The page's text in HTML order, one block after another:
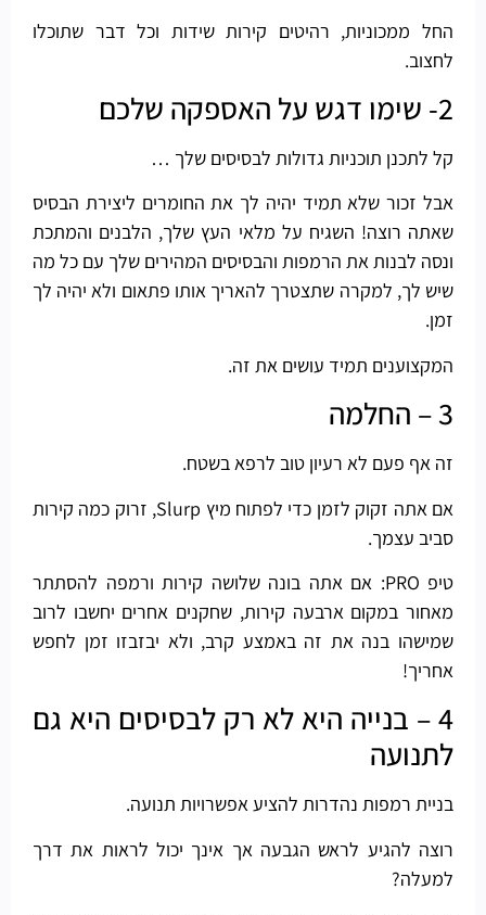
החל ממכוניות, רהיטים קירות שידות וכל דבר שתוכלו
לחצוב.
2- שימו דגש על האספקה שלכם
קל לתכנן תוכניות גדולות לבסיסים שלך …
אבל זכור שלא תמיד יהיה לך את החומרים ליצירת הבסיס
שאתה רוצה! השגיח על מלאי העץ שלך, הלבנים והמתכת
ונסה לבנות את הרמפות והבסיסים המהירים שלך עם כל מה
שיש לך, למקרה שתצטרך להאריך אותו פתאום ולא יהיה לך
זמן.
המקצוענים תמיד עושים את זה.
3 – החלמה
זה אף פעם לא רעיון טוב לרפא בשטח.
אם אתה זקוק לזמן כדי לפתוח מיץ Slurp, זרוק כמה קירות
סביב עצמך.
טיפ PRO: אם אתה בונה שלושה קירות ורמפה להסתתר
מאחור במקום ארבעה קירות, שחקנים אחרים יחשבו לרוב
שמישהו בנה את זה באמצע קרב, ולא יבזבזו זמן לחפש
אחריך!
4 – בנייה היא לא רק לבסיסים היא גם
לתנועה
בניית רמפות נהדרות להציע אפשרויות תנועה.
רוצה להגיע לראש הגבעה אך אינך יכול לראות את דרך
למעלה?